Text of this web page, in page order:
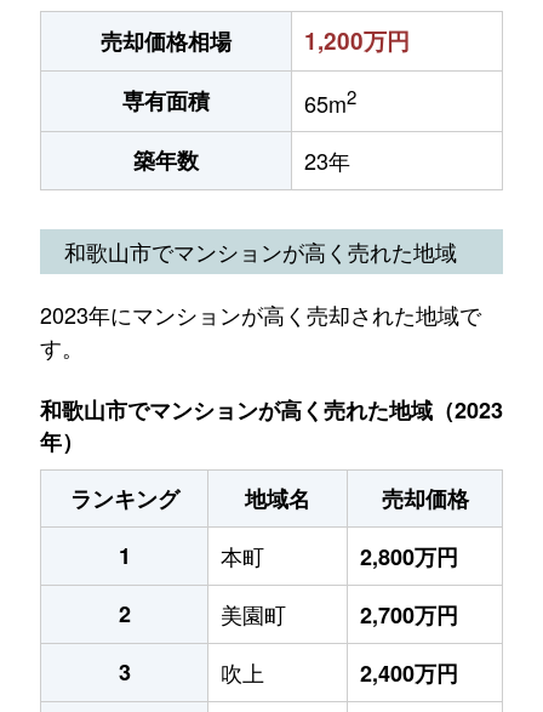
売却価格相場
1,200万円
専有面積 65m2
築年数 23年
和歌山市でマンションが高く売れた地域
2023年にマンションが高く売却された地域で
す。
和歌山市でマンションが高く売れた地域（2023
年）
ランキング
地域名
売却価格
1
本町
2,800万円
2
美園町
2,700万円
3
吹上
2,400万円